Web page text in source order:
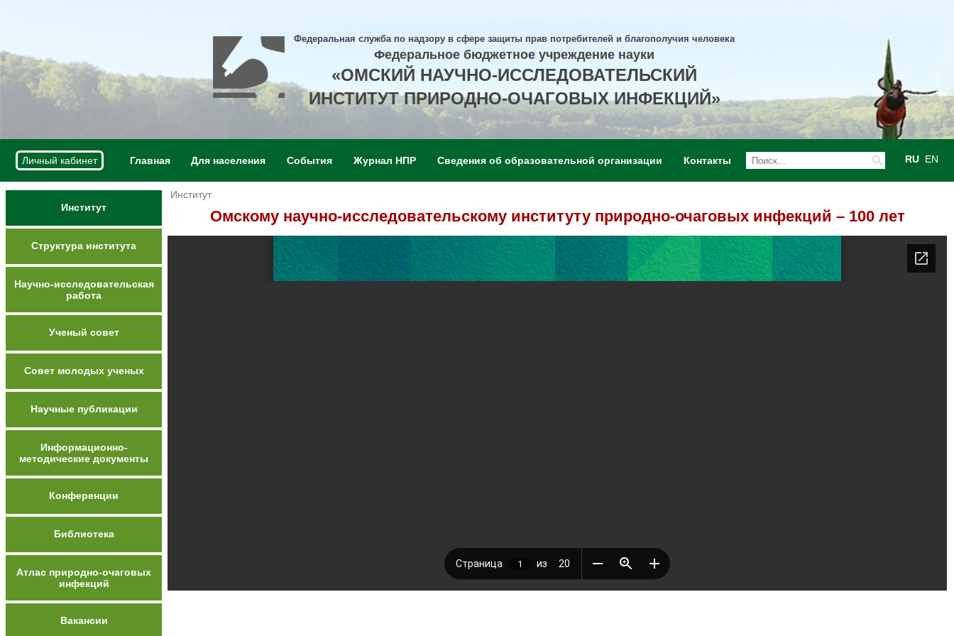
Федеральная служба по надзору в сфере защиты прав потребителей и благополучия человека
Федеральное бюджетное учреждение науки
«ОМСКИЙ НАУЧНО-ИССЛЕДОВАТЕЛЬСКИЙ
ИНСТИТУТ ПРИРОДНО-ОЧАГОВЫХ ИНФЕКЦИЙ»
Личный кабинет RU EN
Главная Для населения События Журнал НПР Сведения об образовательной организации Контакты
Институт
Структура института
Научно-исследовательская
работа
Ученый совет
Совет молодых ученых
Научные публикации
Информационно-
методические документы
Конференции
Библиотека
Атлас природно-очаговых
инфекций
Вакансии
Институт
Омскому научно-исследовательскому институту природно-очаговых инфекций – 100 лет